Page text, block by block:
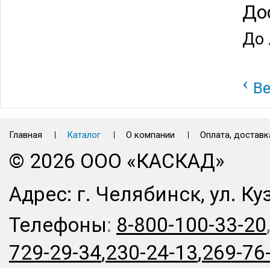
До
‹
Главная Каталог О компании Оплата,
© 2026 ООО «КАСКАД»
Адрес: г. Челябинск, ул.
Телефоны: 8-800-100-33-20
729-29-34,230-24-13,269-